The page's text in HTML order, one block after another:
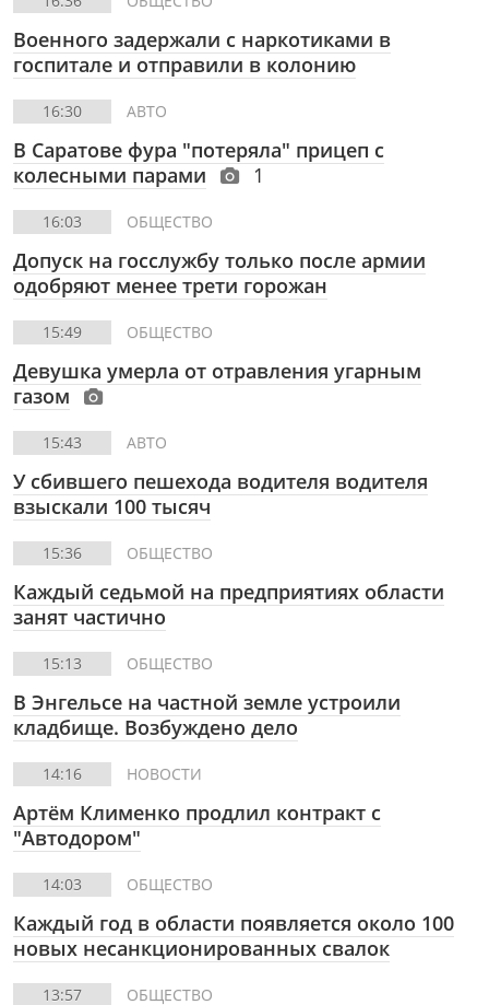
Военного задержали с наркотиками в
госпитале и отправили в колонию
16:30 АВТО
В Саратове фура "потеряла" прицеп с
колесными парами
1
16:03 ОБЩЕСТВО
Допуск на госслужбу только после армии
одобряют менее трети горожан
15:49 ОБЩЕСТВО
Девушка умерла от отравления угарным
газом
15:43 АВТО
У сбившего пешехода водителя водителя
взыскали 100 тысяч
15:36 ОБЩЕСТВО
Каждый седьмой на предприятиях области
занят частично
15:13 ОБЩЕСТВО
В Энгельсе на частной земле устроили
кладбище. Возбуждено дело
14:16 НОВОСТИ
Артём Клименко продлил контракт с
"Автодором"
14:03 ОБЩЕСТВО
Каждый год в области появляется около 100
новых несанкционированных свалок
13:57 ОБЩЕСТВО